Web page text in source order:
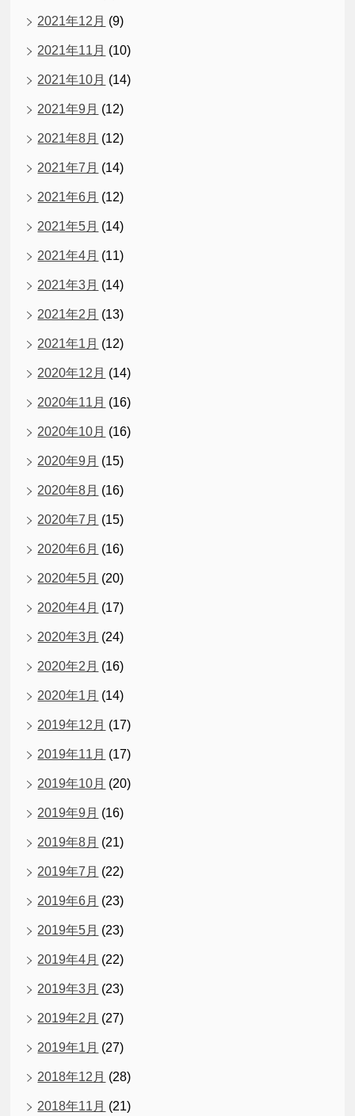
2021年12月 (9)
2021年11月 (10)
2021年10月 (14)
2021年9月 (12)
2021年8月 (12)
2021年7月 (14)
2021年6月 (12)
2021年5月 (14)
2021年4月 (11)
2021年3月 (14)
2021年2月 (13)
2021年1月 (12)
2020年12月 (14)
2020年11月 (16)
2020年10月 (16)
2020年9月 (15)
2020年8月 (16)
2020年7月 (15)
2020年6月 (16)
2020年5月 (20)
2020年4月 (17)
2020年3月 (24)
2020年2月 (16)
2020年1月 (14)
2019年12月 (17)
2019年11月 (17)
2019年10月 (20)
2019年9月 (16)
2019年8月 (21)
2019年7月 (22)
2019年6月 (23)
2019年5月 (23)
2019年4月 (22)
2019年3月 (23)
2019年2月 (27)
2019年1月 (27)
2018年12月 (28)
2018年11月 (21)